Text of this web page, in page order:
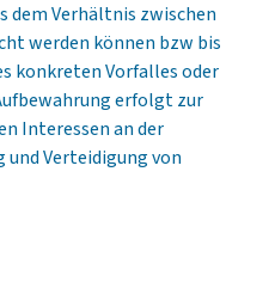
dem Verhältnis zwischen
werden können bzw bis
konkreten Vorfalles oder
erfolgt zur
Interessen an der
Verteidigung von